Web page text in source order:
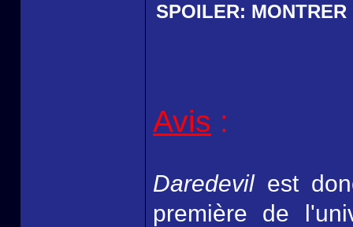
SPOILER: MONTRER
Avis :
Daredevilest
première de